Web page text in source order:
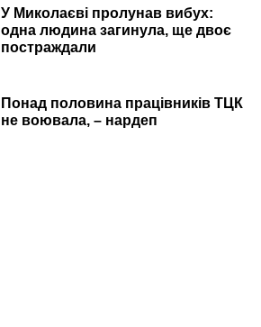
У Миколаєві пролунав вибух:
одна людина загинула, ще двоє
постраждали
Понад половина працівників ТЦК
не воювала, – нардеп